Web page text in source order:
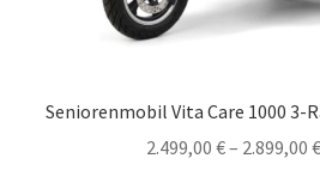
Seniorenmobil Vita Care 1000 3-
2.499,00 €– 2.899,00 €